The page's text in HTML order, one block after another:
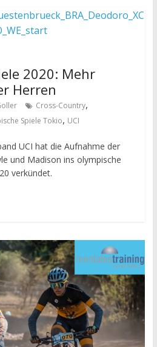
2020: Mehr
Herren
Cross-Country,
Spiele Tokio, UCI
UCI hat die Aufnahme der
und Madison ins olympische
verkündet.